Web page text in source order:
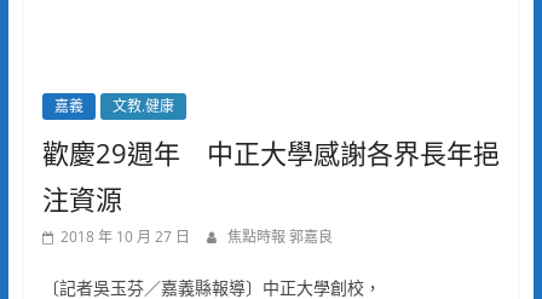
嘉義 文教.健康
歡慶29週年 中正大學感謝各界長年挹
注資源
2018 年 10 月 27 日 焦點時報 郭嘉良
〔記者吳玉芬／嘉義縣報導〕中正大學創校，